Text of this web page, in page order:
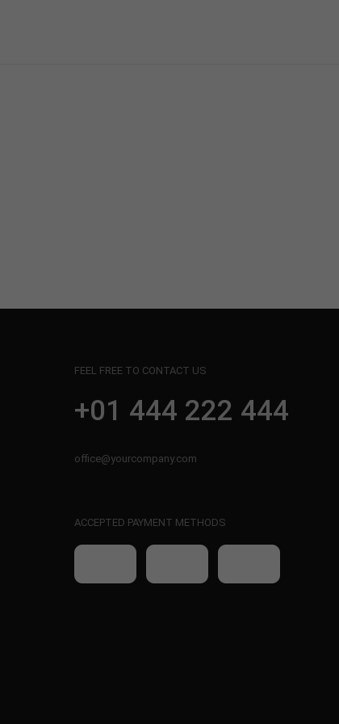
FEEL FREE TO CONTACT US
+01 444 222 444
office@yourcompany.com
ACCEPTED PAYMENT METHODS